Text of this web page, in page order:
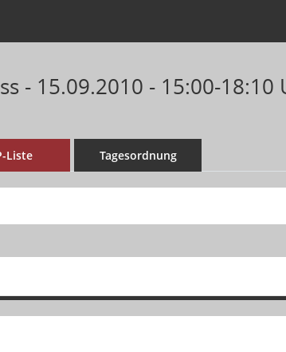
- 15.09.2010 - 15:00-18:10
Liste Tagesordnung